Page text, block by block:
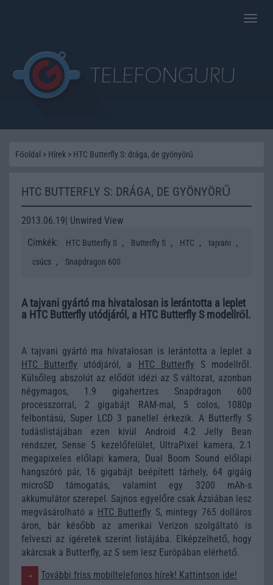
Toggle
Főoldal > Hírek > HTC Butterfly S: drága, de gyönyörű
HTC BUTTERFLY S: DRÁGA, DE GYÖNYÖRŰ
2013.06.19| Unwired View
Címkék:
HTC Butterfly S , Butterfly S , HTC , tajvani ,
csúcs , Snapdragon 600
A tajvani gyártó ma hivatalosan is lerántotta a leplet
a HTC Butterfly utódjáról, a HTC Butterfly S modellről.
A tajvani gyártó ma hivatalosan is lerántotta a leplet a
HTC Butterfly utódjáról, a HTC Butterfly S modellről.
Külsőleg abszolút az elődöt idézi az S változat, azonban
négymagos, 1.9 gigahertzes Snapdragon 600
processzorral, 2 gigabájt RAM-mal, 5 colos, 1080p
felbontású, Super LCD 3 panellel érkezik. A Butterfly S
tudáslistájában ezen kívül Android 4.2 Jelly Bean
rendszer, Sense 5 kezelőfelület, UltraPixel kamera, 2.1
megapixeles előlapi kamera, Dual Boom Sound előlapi
hangszóró pár, 16 gigabájt beépített tárhely, 64 gigáig
microSD támogatás, valamint egy 3200 mAh-s
akkumulátor szerepel. Sajnos egyelőre csak Ázsiában lesz
megvásárolható a HTC Butterfly S, mintegy 765 dolláros
áron, bár később az amerikai Verizon szolgáltató is
felveszi az ígéretek szerint listájába. Elképzelhető, hogy
akárcsak a Butterfly, az S sem lesz Európában elérhető.
További friss mobiltelefonos hírek! Kattintson ide!